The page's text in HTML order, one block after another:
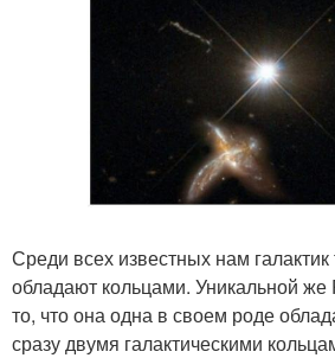
Среди всех известных нам
обладают кольцами. Уникальной же
то, что она одна в своем роде
сразу двумя галактическими